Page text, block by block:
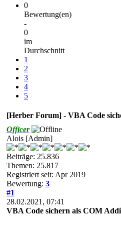
0
Bewertung(en)
-
0
im
Durchschnitt
1
2
3
4
5
[Herber Forum] - VBA Code
Officer
Alois [Admin]
Beiträge: 25.836
Themen: 25.817
Registriert seit: Apr 2019
Bewertung: 3
#1
28.02.2021, 07:41
VBA Code sichern als COM